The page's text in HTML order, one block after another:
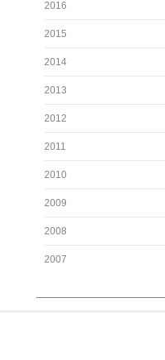
2016
2015
2014
2013
2012
2011
2010
2009
2008
2007